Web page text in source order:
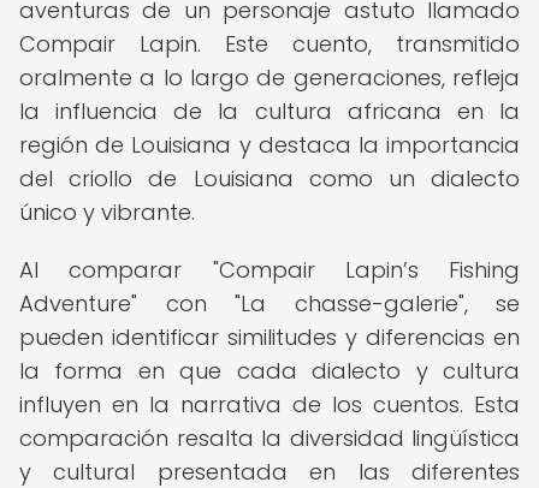
aventuras de un personaje astuto llamado
Compair Lapin. Este cuento, transmitido
oralmente a lo largo de generaciones, refleja
la influencia de la cultura africana en la
región de Louisiana y destaca la importancia
del criollo de Louisiana como un dialecto
único y vibrante.
Al comparar "Compair Lapin’s Fishing
Adventure" con "La chasse-galerie", se
pueden identificar similitudes y diferencias en
la forma en que cada dialecto y cultura
influyen en la narrativa de los cuentos. Esta
comparación resalta la diversidad lingüística
y cultural presentada en las diferentes